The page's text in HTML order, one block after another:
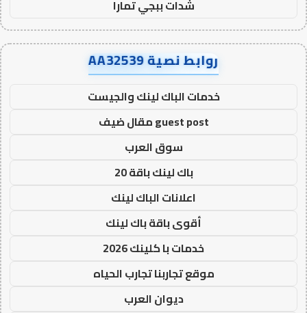
شدات ببجي تمارا
روابط نصية AA32539
خدمات الباك لينك والجيست
guest post مقال ضيف
سوق العرب
باك لينك باقة 20
اعلانات الباك لينك
أقوى باقة باك لينك
خدمات با كلينك 2026
موقع تجاربنا تجارب الحياه
ديوان العرب